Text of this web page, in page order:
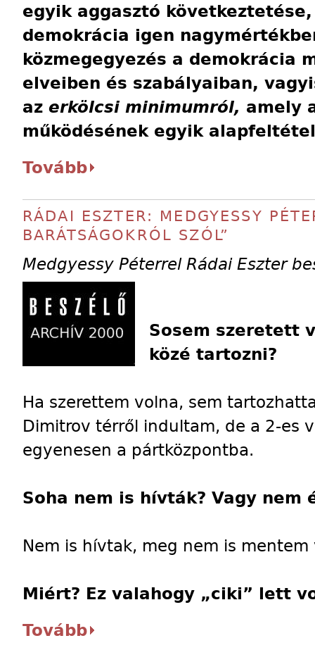
egyik aggasztó
demokrácia igen
közmegegyezés a demokrácia
elveiben és szabályaiban,
az erkölcsi minimumról, amely
működésének egyik
Tovább
RÁDAI ESZTER: MEDGYESSY
BARÁTSÁGOKRÓL SZÓL”
Medgyessy Péterrel Rádai Eszter
Sosem szeretett
közé tartozni?
Ha szerettem volna, sem
Dimitrov térről indultam, de a 2-es
egyenesen a pártközpontba.
Soha nem is hívták? Vagy nem
Nem is hívtak, meg nem is mentem
Miért? Ez valahogy „ciki” lett
Tovább